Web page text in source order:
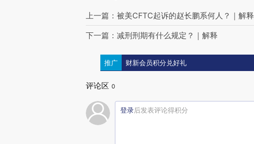
上一篇：被美CFTC起诉的赵长鹏系何人？｜解释
下一篇：减刑刑期有什么规定？｜解释
推广 财新会员积分兑好礼
评论区 0
登录后发表评论得积分